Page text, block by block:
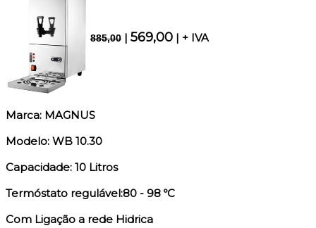
885,00 | 569,00 | + IVA
Marca: MAGNUS
Modelo: WB 10.30
Capacidade: 10 Litros
Termóstato regulável:80 - 98 ºC
Com Ligação a rede Hidrica